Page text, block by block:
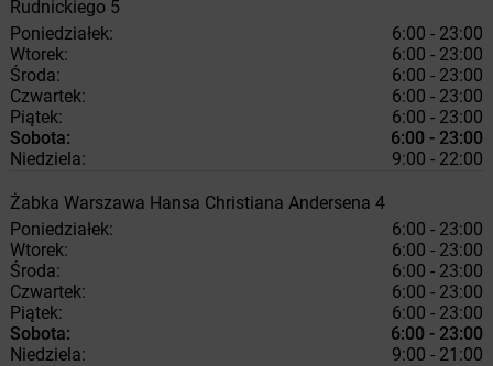
Rudnickiego 5
Poniedziałek:
6:00 - 23:00
Wtorek:
6:00 - 23:00
Środa:
6:00 - 23:00
Czwartek:
6:00 - 23:00
Piątek:
6:00 - 23:00
Sobota:
6:00 - 23:00
Niedziela:
9:00 - 22:00
Żabka Warszawa Hansa Christiana Andersena 4
Poniedziałek:
6:00 - 23:00
Wtorek:
6:00 - 23:00
Środa:
6:00 - 23:00
Czwartek:
6:00 - 23:00
Piątek:
6:00 - 23:00
Sobota:
6:00 - 23:00
Niedziela:
9:00 - 21:00